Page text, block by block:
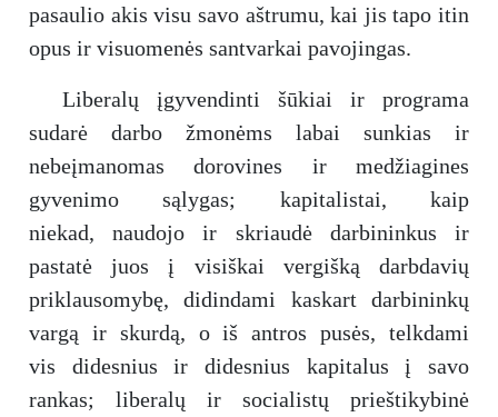
pasaulio akis visu savo aštrumu, kai jis tapo itin
opus ir visuomenės santvarkai pavojingas.
Liberalų įgyvendinti šūkiai ir programa
sudarė darbo žmonėms labai sunkias ir
nebeįmanomas dorovines ir medžiagines
gyvenimo sąlygas; kapitalistai, kaip
niekad, naudojo ir skriaudė darbininkus ir
pastatė juos į visiškai vergišką darbdavių
priklausomybę, didindami kaskart darbininkų
vargą ir skurdą, o iš antros pusės, telkdami
vis didesnius ir didesnius kapitalus į savo
rankas; liberalų ir socialistų prieštikybinė